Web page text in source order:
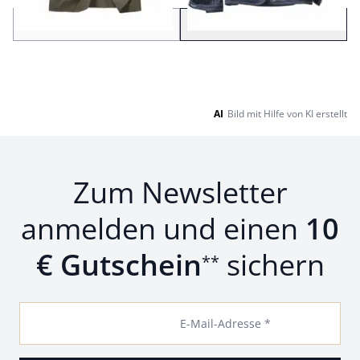
AI Bild mit Hilfe von KI erstellt
Zum Newsletter
anmelden und einen 10
€ Gutschein** sichern
E-Mail-Adresse *